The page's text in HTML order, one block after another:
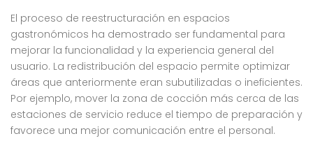
El proceso de reestructuración en espacios
gastronómicos ha demostrado ser fundamental para
mejorar la funcionalidad y la experiencia general del
usuario. La redistribución del espacio permite optimizar
áreas que anteriormente eran subutilizadas o ineficientes.
Por ejemplo, mover la zona de cocción más cerca de las
estaciones de servicio reduce el tiempo de preparación y
favorece una mejor comunicación entre el personal.